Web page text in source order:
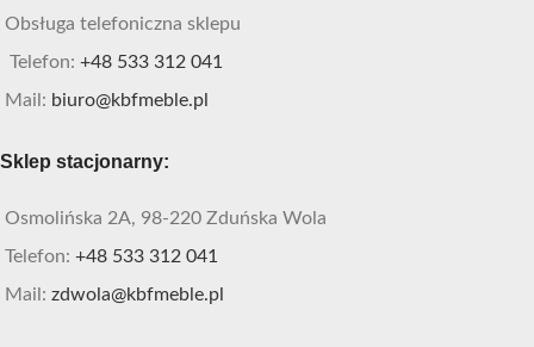
Obsługa telefoniczna sklepu
Telefon: +48 533 312 041
Mail: biuro@kbfmeble.pl
Sklep stacjonarny:
Osmolińska 2A, 98-220 Zduńska Wola
Telefon: +48 533 312 041
Mail: zdwola@kbfmeble.pl